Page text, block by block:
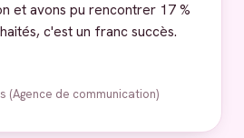
et avons pu rencontrer 17 %
c'est un franc succès.
(Agence de communication)